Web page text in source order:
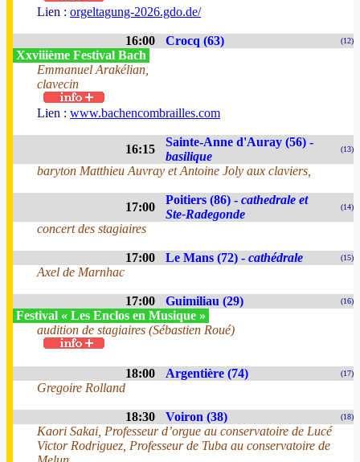
Lien : orgeltagung-2026.gdo.de/
16:00 Crocq (63) (12)
Xxviiième Festival Bach
Emmanuel Arakélian,
clavecin
Lien : www.bachencombrailles.com
16:15
Sainte-Anne d'Auray (56) -
basilique
(13)
baryton Matthieu Auvray et Antoine Joly aux claviers,
17:00
Poitiers (86) - cathedrale et
Ste-Radegonde
(14)
concert des stagiaires
17:00 Le Mans (72) - cathédrale (15)
Axel de Marnhac
17:00 Guimiliau (29) (16)
Festival « Les Enclos en Musique »
audition de stagiaires (Sébastien Roué)
18:00 Argentière (74) (17)
Gregoire Rolland
18:30 Voiron (38) (18)
Kaori Sakai, Professeur d’orgue au conservatoire de Lucé
Victor Rodriguez, Professeur de Tuba au conservatoire de